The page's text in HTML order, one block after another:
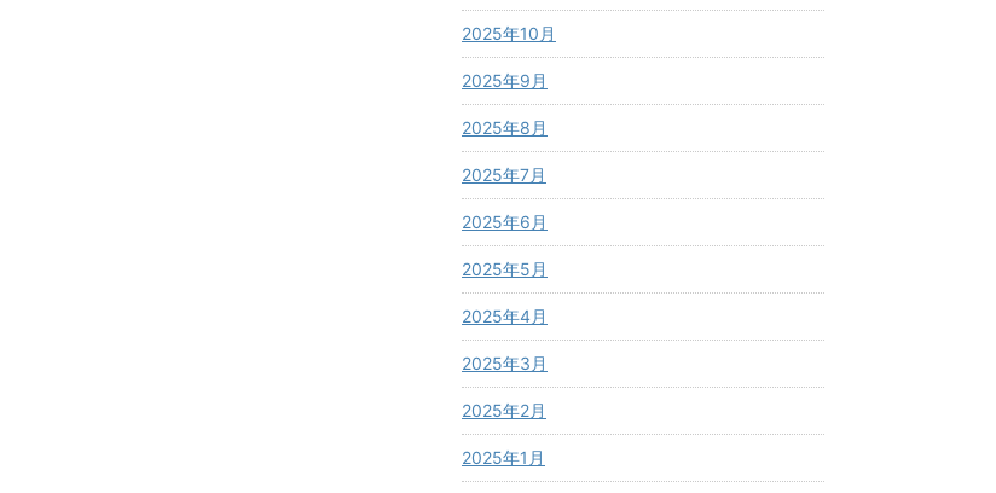
2025年10月
2025年9月
2025年8月
2025年7月
2025年6月
2025年5月
2025年4月
2025年3月
2025年2月
2025年1月